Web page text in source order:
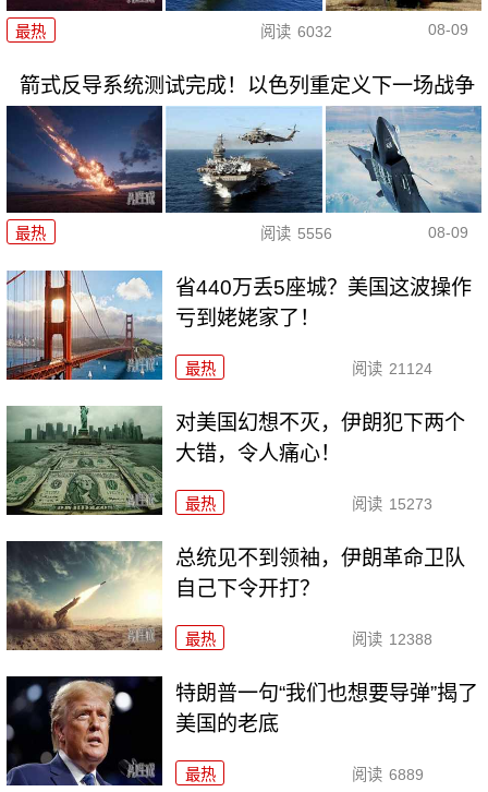
最热 阅读 6032 08-09
箭式反导系统测试完成！以色列重定义下一场战争
最热 阅读 5556 08-09
省440万丢5座城？美国这波操作
亏到姥姥家了！
最热 阅读 21124
对美国幻想不灭，伊朗犯下两个
大错，令人痛心！
最热 阅读 15273
总统见不到领袖，伊朗革命卫队
自己下令开打？
最热 阅读 12388
特朗普一句“我们也想要导弹”揭了
美国的老底
最热 阅读 6889